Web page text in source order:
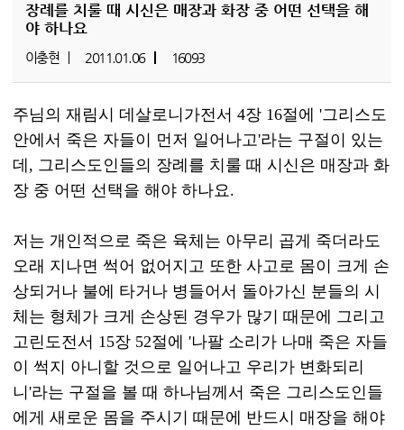
장례를 치룰 때 시신은 매장과 화장 중 어떤 선택을 해
야 하나요
이충현 2011.01.06 16093
주님의 재림시 데살로니가전서 4장 16절에 '그리스도
안에서 죽은 자들이 먼저 일어나고'라는 구절이 있는
데, 그리스도인들의 장례를 치룰 때 시신은 매장과 화
장 중 어떤 선택을 해야 하나요.
저는 개인적으로 죽은 육체는 아무리 곱게 죽더라도
오래 지나면 썩어 없어지고 또한 사고로 몸이 크게 손
상되거나 불에 타거나 병들어서 돌아가신 분들의 시
체는 형체가 크게 손상된 경우가 많기 때문에 그리고
고린도전서 15장 52절에 '나팔 소리가 나매 죽은 자들
이 썩지 아니할 것으로 일어나고 우리가 변화되리
니 '라는 구절을 볼 때 하나님께서 죽은 그리스도인들
에게 새로운 몸을 주시기 때문에 반드시 매장을 해야